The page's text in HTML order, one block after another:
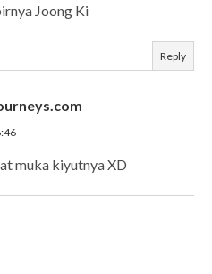
Joong Ki
Reply
muka kiyutnya XD